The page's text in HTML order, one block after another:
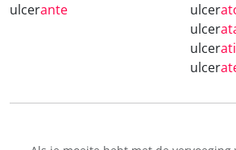
ulcerante ulcer
ulcer
ulcerati
ulcer